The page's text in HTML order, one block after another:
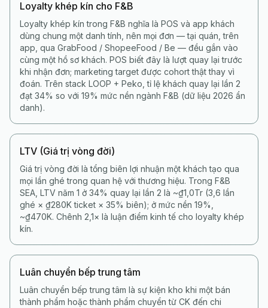
Loyalty khép kín cho F&B
Loyalty khép kín trong F&B nghĩa là POS và app khách
dùng chung một danh tính, nên mọi đơn — tại quán, trên
app, qua GrabFood / ShopeeFood / Be — đều gắn vào
cùng một hồ sơ khách. POS biết đây là lượt quay lại trước
khi nhận đơn; marketing target được cohort thật thay vì
đoán. Trên stack LOOP + Peko, tỉ lệ khách quay lại lần 2
đạt 34% so với 19% mức nền ngành F&B (dữ liệu 2026 ẩn
danh).
LTV (Giá trị vòng đời)
Giá trị vòng đời là tổng biên lợi nhuận một khách tạo qua
mọi lần ghé trong quan hệ với thương hiệu. Trong F&B
SEA, LTV năm 1 ở 34% quay lại lần 2 là ~₫1,0Tr (3,6 lần
ghé × ₫280K ticket × 35% biên); ở mức nền 19%,
~₫470K. Chênh 2,1× là luận điểm kinh tế cho loyalty khép
kín.
Luân chuyển bếp trung tâm
Luân chuyển bếp trung tâm là sự kiện kho khi một bán
thành phẩm hoặc thành phẩm chuyển từ CK đến chi